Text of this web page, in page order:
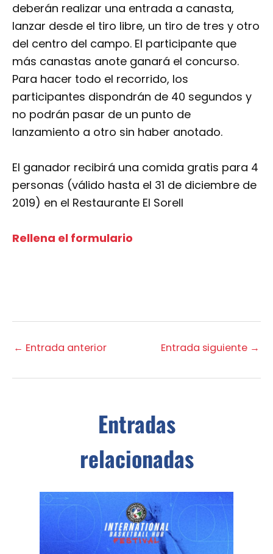
deberán realizar una entrada a canasta,
lanzar desde el tiro libre, un tiro de tres y otro
del centro del campo. El participante que
más canastas anote ganará el concurso.
Para hacer todo el recorrido, los
participantes dispondrán de 40 segundos y
no podrán pasar de un punto de
lanzamiento a otro sin haber anotado.
El ganador recibirá una comida gratis para 4
personas (válido hasta el 31 de diciembre de
2019) en el Restaurante El Sorell
Rellena el formulario
← Entrada anterior Entrada siguiente →
Entradas
relacionadas